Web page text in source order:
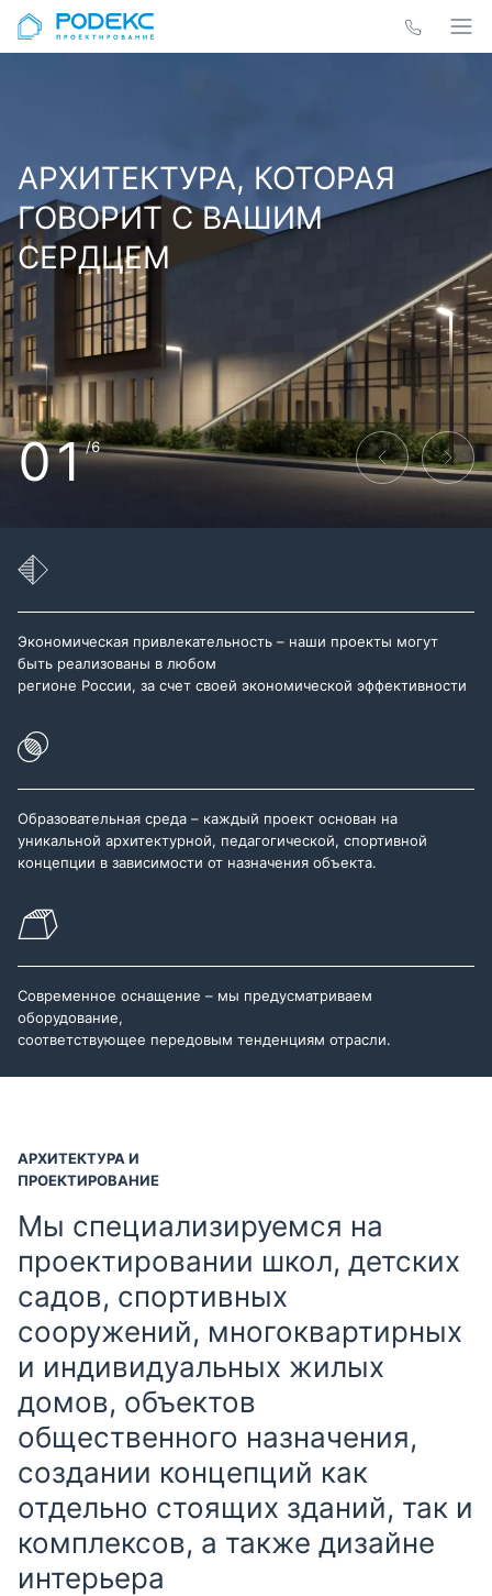
АРХИТЕКТУРА, КОТОРАЯ
ГОВОРИТ С ВАШИМ
СЕРДЦЕМ
01/6
Экономическая привлекательность – наши проекты могут
быть реализованы в любом
регионе России, за счет своей экономической эффективности
Образовательная среда – каждый проект основан на
уникальной архитектурной, педагогической, спортивной
концепции в зависимости от назначения объекта.
Современное оснащение – мы предусматриваем
оборудование,
соответствующее передовым тенденциям отрасли.
АРХИТЕКТУРА И
ПРОЕКТИРОВАНИЕ
Мы специализируемся на
проектировании школ, детских
садов, спортивных
сооружений, многоквартирных
и индивидуальных жилых
домов, объектов
общественного назначения,
создании концепций как
отдельно стоящих зданий, так и
комплексов, а также дизайне
интерьера